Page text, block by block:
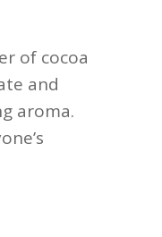
of cocoa
and
aroma.